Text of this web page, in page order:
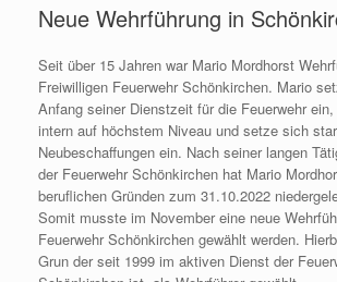
Neue Wehrführung in
Seit über 15 Jahren war Mario Mordhorst
Freiwilligen Feuerwehr Schönkirchen. Mario
Anfang seiner Dienstzeit für die Feuerwehr
intern auf höchstem Niveau und setze sich
Neubeschaffungen ein. Nach seiner langen
der Feuerwehr Schönkirchen hat Mario
beruflichen Gründen zum 31.10.2022
Somit musste im November eine neue
Feuerwehr Schönkirchen gewählt werden.
Grun der seit 1999 im aktiven Dienst der